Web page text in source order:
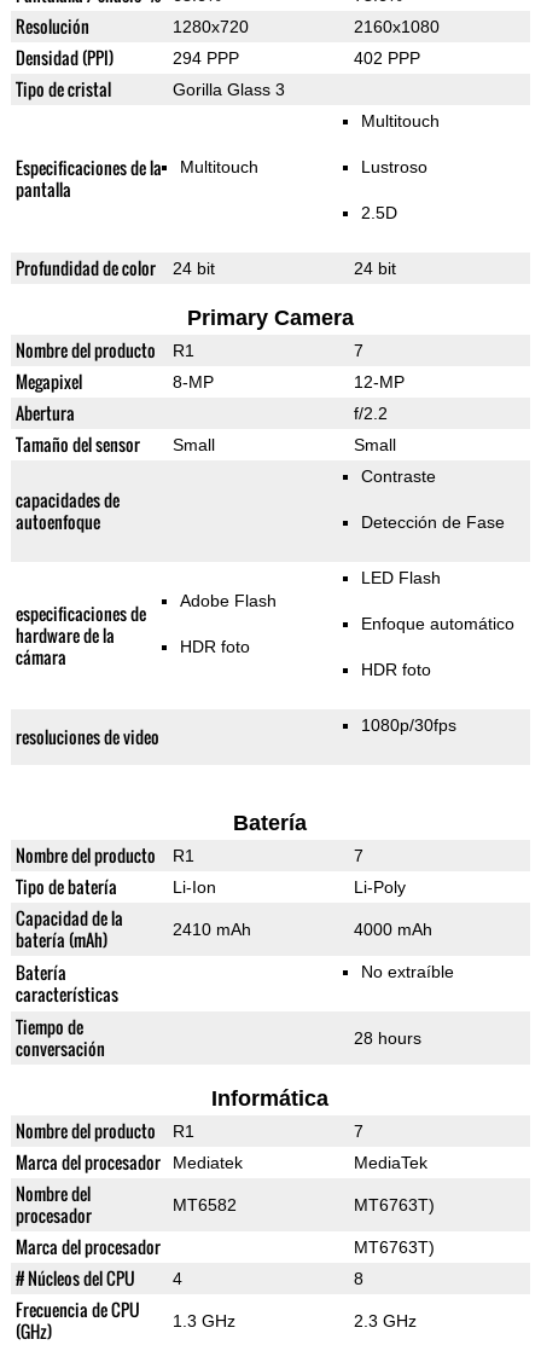
Resolución 1280x720 2160x1080
Densidad (PPI) 294 PPP 402 PPP
Tipo de cristal Gorilla Glass 3
Especificaciones de la
pantalla
Multitouch
Multitouch
Lustroso
2.5D
Profundidad de color 24 bit 24 bit
Primary Camera
Nombre del producto R1 7
Megapixel 8-MP 12-MP
Abertura f/2.2
Tamaño del sensor Small Small
capacidades de
autoenfoque
Contraste
Detección de Fase
especificaciones de
hardware de la
cámara
Adobe Flash
HDR foto
LED Flash
Enfoque automático
HDR foto
resoluciones de video 1080p/30fps
Batería
Nombre del producto R1 7
Tipo de batería Li-Ion Li-Poly
Capacidad de la
batería (mAh)
2410 mAh 4000 mAh
Batería
características
No extraíble
Tiempo de
conversación
28 hours
Informática
Nombre del producto R1 7
Marca del procesador Mediatek MediaTek
Nombre del
procesador
MT6582 MT6763T)
Marca del procesador MT6763T)
# Núcleos del CPU 4 8
Frecuencia de CPU
(GHz)
1.3 GHz 2.3 GHz